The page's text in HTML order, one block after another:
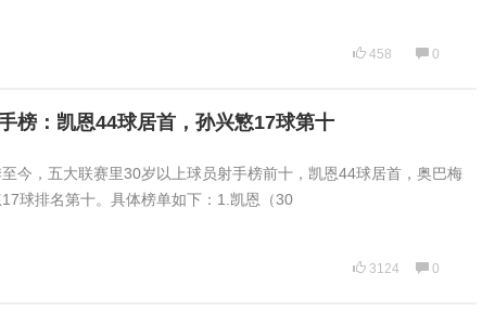
458 0
榜：凯恩44球居首，孙兴慜17球第十
今，五大联赛里30岁以上球员射手榜前十，凯恩44球居首，奥巴梅
球排名第十。具体榜单如下：1.凯恩（30
3124 0